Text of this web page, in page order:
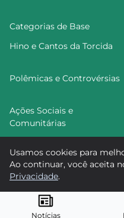
Notícias
Categorias de Base
Hino e Cantos da Torcida
Polêmicas e Controvérsias
Ações Sociais e
Comunitárias
FutGoiás
© 2026 FutGoiás.
Usamos cookies para
Ao continuar, você aceita
Privacidade.